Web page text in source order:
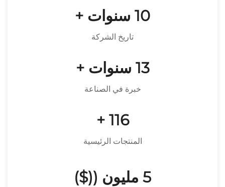
10 سنوات +
تاريخ الشركة
13 سنوات +
خبرة في الصناعة
120
+
المنتجات الرئيسية
5 مليون (($)